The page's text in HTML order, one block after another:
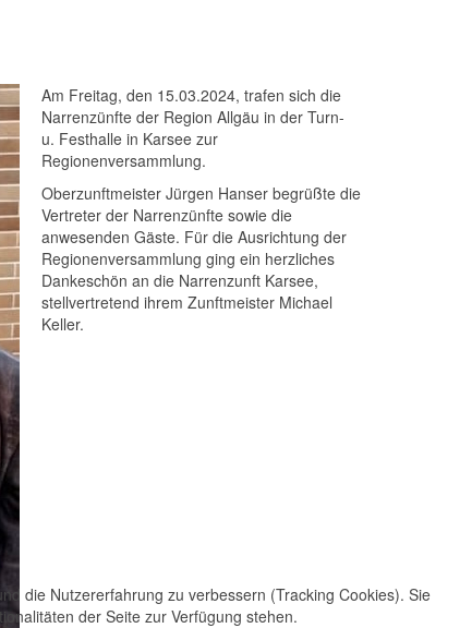
Am Freitag, den 15.03.2024, trafen sich die
Narrenzünfte der Region Allgäu in der Turn-
u. Festhalle in Karsee zur
Regionenversammlung.
Oberzunftmeister Jürgen Hanser begrüßte die
Vertreter der Narrenzünfte sowie die
anwesenden Gäste. Für die Ausrichtung der
Regionenversammlung ging ein herzliches
Dankeschön an die Narrenzunft Karsee,
stellvertretend ihrem Zunftmeister Michael
Keller.
die Nutzererfahrung zu verbessern (Tracking Cookies). Sie
der Seite zur Verfügung stehen.